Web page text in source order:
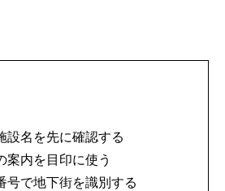
設名を先に確認する
案内を目印に使う
号で地下街を識別する